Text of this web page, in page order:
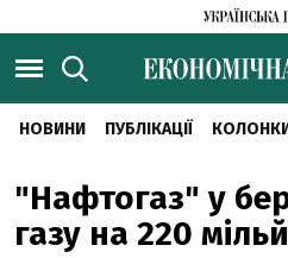
НОВИНИ ПУБЛІКАЦІЇ
"Нафтогаз" у
газу на 220